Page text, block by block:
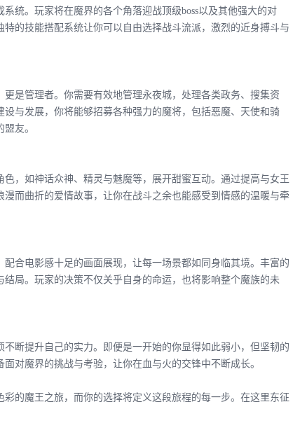
统。玩家将在魔界的各个角落迎战顶级boss以及其他强大的对
的技能搭配系统让你可以自由选择战斗流派，激烈的近身搏斗与
是管理者。你需要有效地管理永夜城，处理各类政务、搜集资
与发展，你将能够招募各种强力的魔将，包括恶魔、天使和骑
友。
，如神话众神、精灵与魅魔等，展开甜蜜互动。通过提高与女王
而曲折的爱情故事，让你在战斗之余也能感受到情感的温暖与牵
合电影感十足的画面展现，让每一场景都如同身临其境。丰富的
局。玩家的决策不仅关乎自身的命运，也将影响整个魔族的未
断提升自己的实力。即便是一开始的你显得如此弱小，但坚韧的
对魔界的挑战与考验，让你在血与火的交锋中不断成长。
的魔王之旅，而你的选择将定义这段旅程的每一步。在这里东征